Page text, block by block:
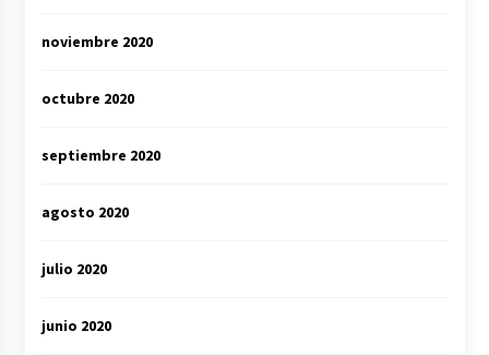
noviembre 2020
octubre 2020
septiembre 2020
agosto 2020
julio 2020
junio 2020